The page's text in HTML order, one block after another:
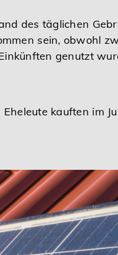
des täglichen
sein, obwohl
genutzt
kauften im